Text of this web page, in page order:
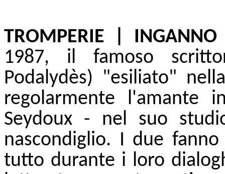
TROMPERIE |
1987, il famoso
Podalydès) "esiliato"
regolarmente l'amante
Seydoux - nel suo
nascondiglio. I due
tutto durante i loro